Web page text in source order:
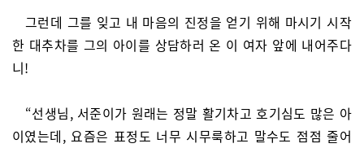
그런데 그를 잊고 내 마음의 진정을 얻기 위해 마시기 시작
한 대추차를 그의 아이를 상담하러 온 이 여자 앞에 내어주다
니!
“선생님, 서준이가 원래는 정말 활기차고 호기심도 많은 아
이였는데, 요즘은 표정도 너무 시무룩하고 말수도 점점 줄어